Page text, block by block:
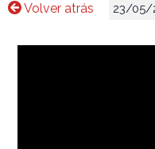
Volver atrás 23/05/